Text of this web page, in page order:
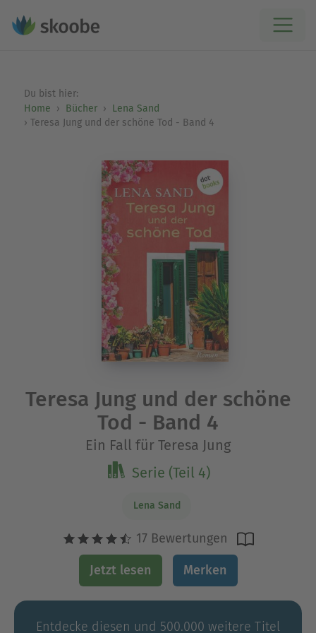
Du bist hier:
Home
Bücher
Lena Sand
Teresa Jung und der schöne Tod - Band 4
Teresa Jung und der schöne
Tod - Band 4
Ein Fall für Teresa Jung
Serie (Teil 4)
Lena Sand
17 Bewertungen
Jetzt lesen Merken
Entdecke diesen und 500.000 weitere Titel